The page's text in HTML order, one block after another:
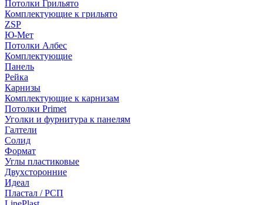
Потолки Грильято
Комплектующие к грильято
ZSP
Ю-Мет
Потолки Албес
Комплектующие
Панель
Рейка
Карнизы
Комплектующие к карнизам
Потолки Primet
Уголки и фурнитура к панелям
Галтели
Солид
Формат
Углы пластиковые
Двухсторонние
Идеал
Пластал / РСП